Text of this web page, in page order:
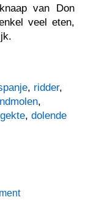
van Don
veel eten,
, ridder,
,
gekte,dolende